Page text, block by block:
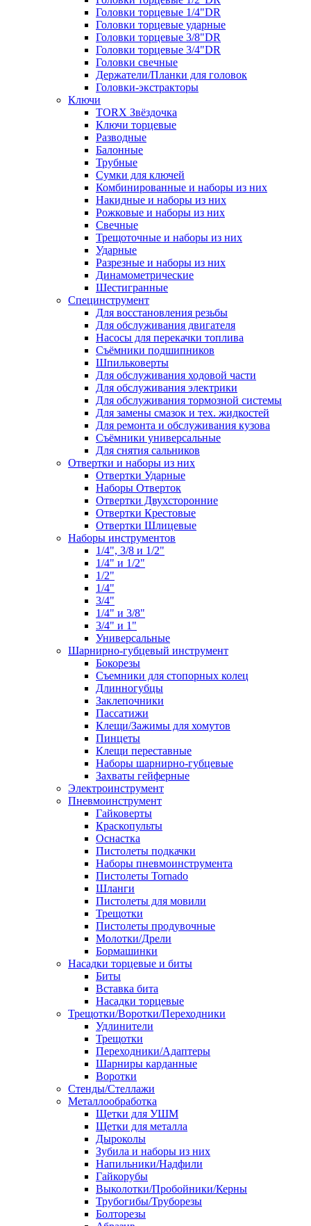
Головки торцевые 1/4"DR
Головки торцевые ударные
Головки торцевые 3/8"DR
Головки торцевые 3/4"DR
Головки свечные
Держатели/Планки для головок
Головки-экстракторы
Ключи
TORX Звёздочка
Ключи торцевые
Разводные
Балонные
Трубные
Сумки для ключей
Комбинированные и наборы из них
Накидные и наборы из них
Рожковые и наборы из них
Свечные
Трещоточные и наборы из них
Ударные
Разрезные и наборы из них
Динамометрические
Шестигранные
Специнструмент
Для восстановления резьбы
Для обслуживания двигателя
Насосы для перекачки топлива
Съёмники подшипников
Шпильковерты
Для обслуживания ходовой части
Для обслуживания электрики
Для обслуживания тормозной системы
Для замены смазок и тех. жидкостей
Для ремонта и обслуживания кузова
Съёмники универсальные
Для снятия сальников
Отвертки и наборы из них
Отвертки Ударные
Наборы Отверток
Отвертки Двухсторонние
Отвертки Крестовые
Отвертки Шлицевые
Наборы инструментов
1/4", 3/8 и 1/2"
1/4" и 1/2"
1/2"
1/4"
3/4"
1/4" и 3/8"
3/4" и 1"
Универсальные
Шарнирно-губцевый инструмент
Бокорезы
Съемники для стопорных колец
Длинногубцы
Заклепочники
Пассатижи
Клещи/Зажимы для хомутов
Пинцеты
Клещи переставные
Наборы шарнирно-губцевые
Захваты гейферные
Электроинструмент
Пневмоинструмент
Гайковерты
Краскопульты
Оснастка
Пистолеты подкачки
Наборы пневмоинструмента
Пистолеты Tornado
Шланги
Пистолеты для мовили
Трещотки
Пистолеты продувочные
Молотки/Дрели
Бормашинки
Насадки торцевые и биты
Биты
Вставка бита
Насадки торцевые
Трещотки/Воротки/Переходники
Удлинители
Трещотки
Переходники/Адаптеры
Шарниры карданные
Воротки
Стенды/Стеллажи
Металлообработка
Щетки для УШМ
Щетки для металла
Дыроколы
Зубила и наборы из них
Напильники/Надфили
Гайкорубы
Выколотки/Пробойники/Керны
Трубогибы/Труборезы
Болторезы